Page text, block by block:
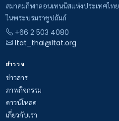
สมาคมกีฬาลอนเทนนิสแห่งประเทศไทย
ในพระบรมราชูปถัมภ์
+66 2 503 4080
ltat_thai@ltat.org
สำรวจ
ข่าวสาร
ภาพกิจกรรม
ดาวน์โหลด
เกี่ยวกับเรา